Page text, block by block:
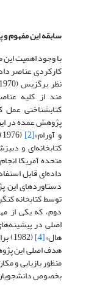
سابقه این مفهوم
با وجود اهمیت
کارکردی عناصر
مند از کلیه
کتابشناختی
پژوهش عمده در
و آورام»[2]
کتابخانه‌ای و
متحده آمریکا
داده‌ای قابل
توسط کتابخانه
دوم، که یکی از
اصلی در
هال»[4] (1982) برای مرکز مدیریت کتابشناختی دانشگاه «بث»
هدف اصلی این
منظور بازیابی و
بخصوص